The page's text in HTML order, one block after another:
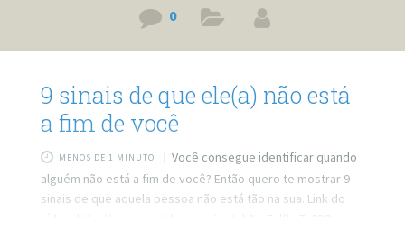
0
9 sinais de que ele(a) não está
a fim de você
MENOS DE 1 MINUTO
Você consegue identificar quando
alguém não está a fim de você? Então quero te mostrar 9
sinais de que aquela pessoa não está tão na sua. Link do